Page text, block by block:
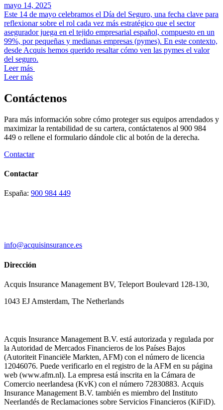
mayo 14, 2025
Este 14 de mayo celebramos el Día del Seguro, una fecha clave para
reflexionar sobre el rol cada vez más estratégico que el sector
asegurador juega en el tejido empresarial español, compuesto en un
99%, por pequeñas y medianas empresas (pymes). En este contexto,
desde Acquis hemos querido resaltar cómo ven las pymes el valor
del seguro.
Leer más
Leer más
Contáctenos
Para más información sobre cómo proteger sus equipos arrendados y
maximizar la rentabilidad de su cartera, contáctatenos al 900 984
449 o rellene el formulario dándole clic al botón de la derecha.
Contactar
Contactar
España: 900 984 449
info@acquisinsurance.es
Dirección
Acquis Insurance Management BV, Teleport Boulevard 128-130,
1043 EJ Amsterdam, The Netherlands
Acquis Insurance Management B.V. está autorizada y regulada por
la Autoridad de Mercados Financieros de los Países Bajos
(Autoriteit Financiële Markten, AFM) con el número de licencia
12046076. Puede verificarlo en el registro de la AFM en su página
web (www.afm.nl). La empresa está inscrita en la Cámara de
Comercio neerlandesa (KvK) con el número 72830883. Acquis
Insurance Management B.V. también es miembro del Instituto
Neerlandés de Reclamaciones sobre Servicios Financieros (KiFiD).